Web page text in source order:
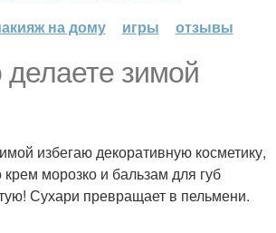
на дому
игры отзывы
делаете зимой
избегаю декоративную косметику,
морозко и бальзам для губ
Сухари превращает в пельмени.